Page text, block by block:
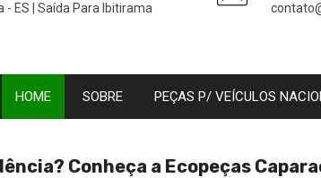
- ES | Saída Para Ibitirama
HOME SOBRE PEÇAS P/ VEÍCULOS
Conheça a Ecopeças